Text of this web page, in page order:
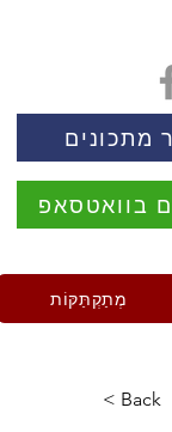
מתכונים
בוואטסאפ
מְתַקְתַּקּוֹת
< Back